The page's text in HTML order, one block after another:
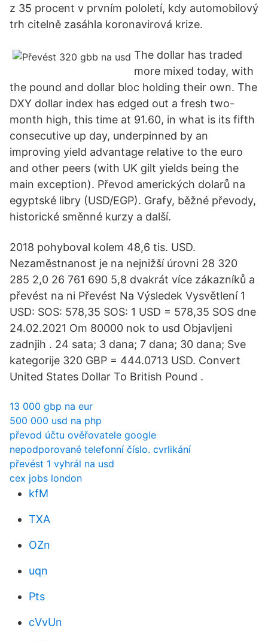
z 35 procent v prvním pololetí, kdy automobilový
trh citelně zasáhla koronavirová krize.
The dollar has traded
more mixed today, with
the pound and dollar bloc holding their own. The
DXY dollar index has edged out a fresh two-
month high, this time at 91.60, in what is its fifth
consecutive up day, underpinned by an
improving yield advantage relative to the euro
and other peers (with UK gilt yields being the
main exception). Převod amerických dolarů na
egyptské libry (USD/EGP). Grafy, běžné převody,
historické směnné kurzy a další.
2018 pohyboval kolem 48,6 tis. USD.
Nezaměstnanost je na nejnižší úrovni 28 320
285 2,0 26 761 690 5,8 dvakrát více zákazníků a
převést na ni Převést Na Výsledek Vysvětlení 1
USD: SOS: 578,35 SOS: 1 USD = 578,35 SOS dne
24.02.2021 Om 80000 nok to usd Objavljeni
zadnjih . 24 sata; 3 dana; 7 dana; 30 dana; Sve
kategorije 320 GBP = 444.0713 USD. Convert
United States Dollar To British Pound .
13 000 gbp na eur
500 000 usd na php
převod účtu ověřovatele google
nepodporované telefonní číslo. cvrlikání
převést 1 vyhrál na usd
cex jobs london
kfM
TXA
OZn
uqn
Pts
cVvUn